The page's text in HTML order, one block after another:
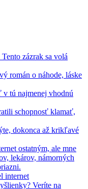
zázrak sa volá
román o náhode, láske
tú najmenej vhodnú
schopnosť klamať,
dokonca až krikľavé
ostatným, ale mne
lekárov, námorných
internet
Veríte na